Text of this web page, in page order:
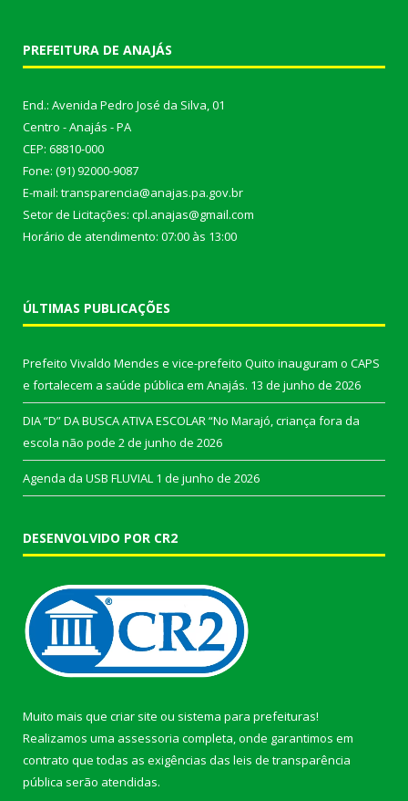
PREFEITURA DE ANAJÁS
End.: Avenida Pedro José da Silva, 01
Centro - Anajás - PA
CEP: 68810-000
Fone: (91) 92000-9087
E-mail: transparencia@anajas.pa.gov.br
Setor de Licitações: cpl.anajas@gmail.com
Horário de atendimento: 07:00 às 13:00
ÚLTIMAS PUBLICAÇÕES
Prefeito Vivaldo Mendes e vice-prefeito Quito inauguram o CAPS
e fortalecem a saúde pública em Anajás. 13 de junho de 2026
DIA “D” DA BUSCA ATIVA ESCOLAR “No Marajó, criança fora da
escola não pode 2 de junho de 2026
Agenda da USB FLUVIAL 1 de junho de 2026
DESENVOLVIDO POR CR2
Muito mais que criar site ou sistema para prefeituras!
Realizamos uma assessoria completa, onde garantimos em
contrato que todas as exigências das leis de transparência
pública serão atendidas.